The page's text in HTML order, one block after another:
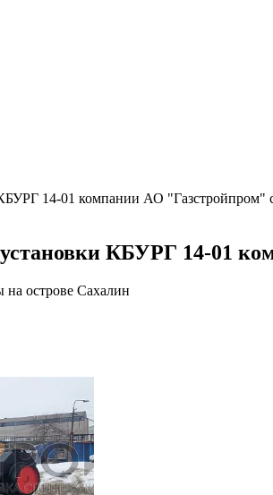
КБУРГ 14-01 компании АО
установки КБУРГ 14-01
на острове Сахалин